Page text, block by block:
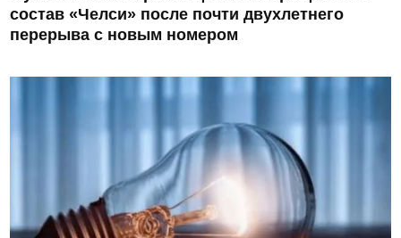
состав «Челси» после почти двухлетнего
перерыва с новым номером